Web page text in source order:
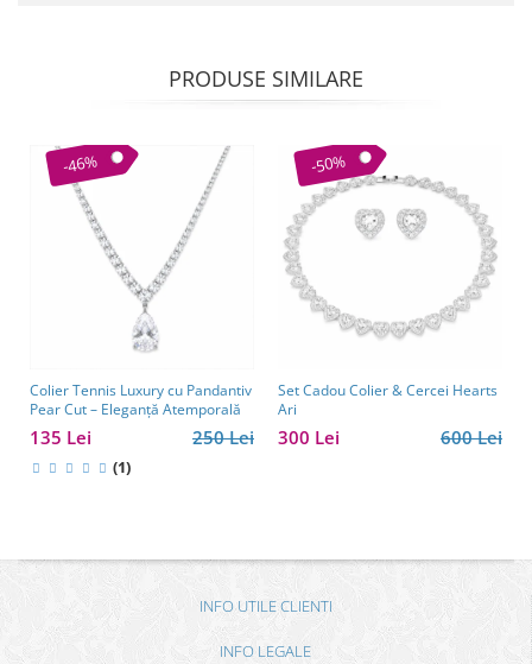
PRODUSE SIMILARE
-46%
Colier Tennis Luxury cu Pandantiv
Pear Cut – Eleganță Atemporală
250 Lei
135 Lei
(1)
-50%
Set Cadou Colier & Cercei Hearts
Ari
600 Lei
300 Lei
INFO UTILE CLIENTI
INFO LEGALE